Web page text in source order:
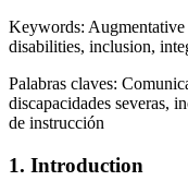
Keywords:
disabilities, inclusion,
Palabras claves:
discapacidades severas,
de instrucción
1. Introduction